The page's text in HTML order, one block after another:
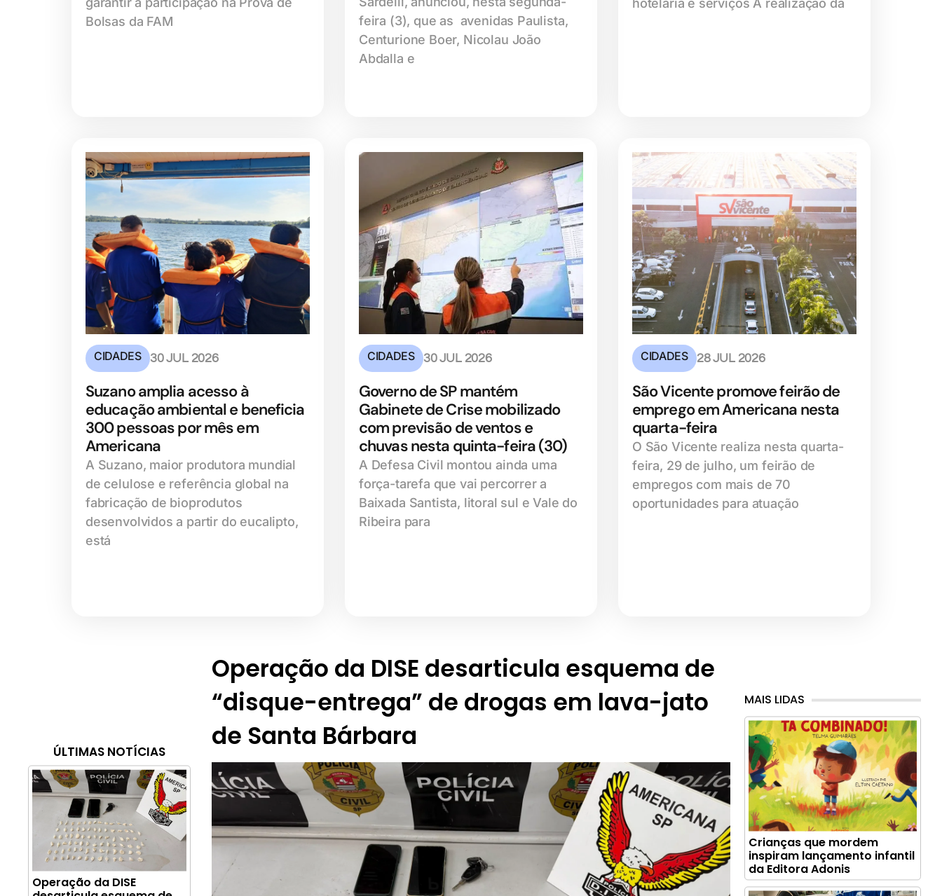
Bolsas da FAM
feira (3), que as avenidas Paulista,
Centurione Boer, Nicolau João
Abdalla e
hotelaria e serviços A realização da
CIDADES 30 JUL 2026
Suzano amplia acesso à
educação ambiental e beneficia
300 pessoas por mês em
Americana
A Suzano, maior produtora mundial
de celulose e referência global na
fabricação de bioprodutos
desenvolvidos a partir do eucalipto,
está
CIDADES 30 JUL 2026
Governo de SP mantém
Gabinete de Crise mobilizado
com previsão de ventos e
chuvas nesta quinta-feira (30)
A Defesa Civil montou ainda uma
força-tarefa que vai percorrer a
Baixada Santista, litoral sul e Vale do
Ribeira para
CIDADES 28 JUL 2026
São Vicente promove feirão de
emprego em Americana nesta
quarta-feira
O São Vicente realiza nesta quarta-
feira, 29 de julho, um feirão de
empregos com mais de 70
oportunidades para atuação
ÚLTIMAS NOTÍCIAS
Operação da DISE
Operação da DISE desarticula esquema de
“disque-entrega” de drogas em lava-jato
de Santa Bárbara
MAIS LIDAS
Crianças que mordem
inspiram lançamento infantil
da Editora Adonis